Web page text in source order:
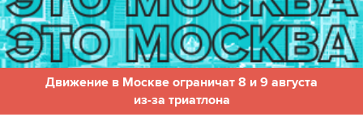
Движение в Москве ограничат 8 и 9 августа
из-за триатлона